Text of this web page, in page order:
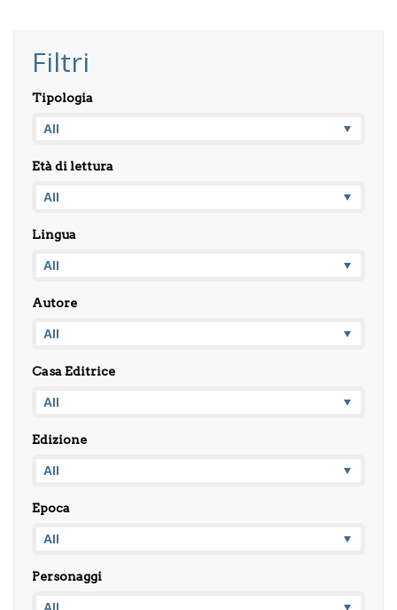
Filtri
Tipologia
Età di lettura
Lingua
Autore
Casa Editrice
Edizione
Epoca
Personaggi